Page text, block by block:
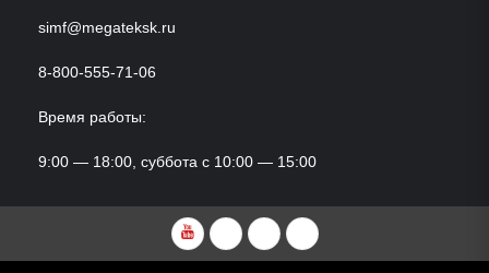
simf@megateksk.ru
8-800-555-71-06
Время работы:
9:00 — 18:00, суббота с 10:00 — 15:00
YouTubeVKvideoRuTubeDzen